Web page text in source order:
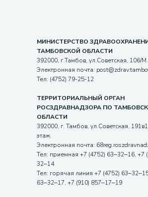
МИНИСТЕРСТВО
ТАМБОВСКОЙ ОБЛАСТИ
392000, г.Тамбов, ул.Советская, 106/
Электронная почта:
Тел: (4752) 79-25-12
ТЕРРИТОРИАЛЬНЫЙ ОРГАН
РОСЗДРАВНАДЗОРА ПО
ОБЛАСТИ
392000, г. Тамбов, ул.Советская,
этаж
Электронная почта:
Тел: приемная +7 (4752) 63‒32‒16, +7
32‒14
Тел: горячая линия +7 (4752)
63‒32‒17, +7 (910) 857‒17‒19